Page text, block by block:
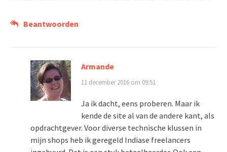
Beantwoorden
Armande
11 december 2016 om 09:51
Ja ik dacht, eens proberen. Maar ik
kende de site al van de andere kant, als
opdrachtgever. Voor diverse technische klussen in
mijn shops heb ik geregeld Indiase freelancers